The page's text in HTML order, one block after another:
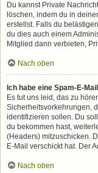
Du kannst Private
löschen, indem du in
erstellst. Falls du
du dies auch einem
Mitglied dann verbieten,
Nach oben
Ich habe eine Spam-E-
Es tut uns leid, das zu
Sicherheitsvorkehrungen,
identifizieren sollen. Du
du bekommen hast,
(Headers) mitzuschicken.
E-Mail verschickt hat. Der
Nach oben